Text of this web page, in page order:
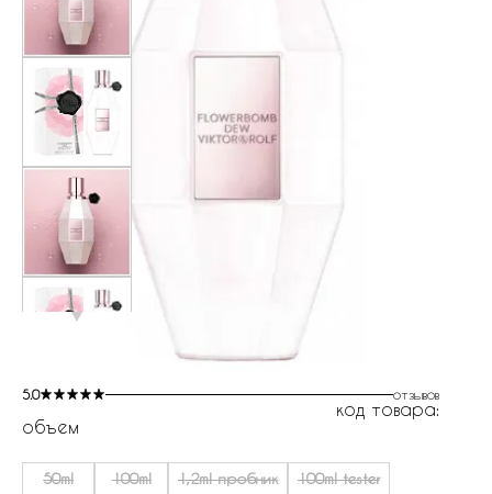
5.0 отзывов
код товара:
объем
50ml 100ml 1,2ml пробник 100ml tester